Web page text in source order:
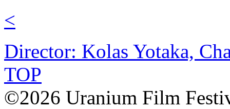
<
Director: Kolas Yotaka,
TOP
©2026 Uranium Film